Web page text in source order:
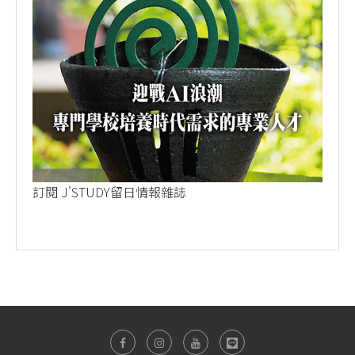
訂閱 J'STUDY留日情報雜誌